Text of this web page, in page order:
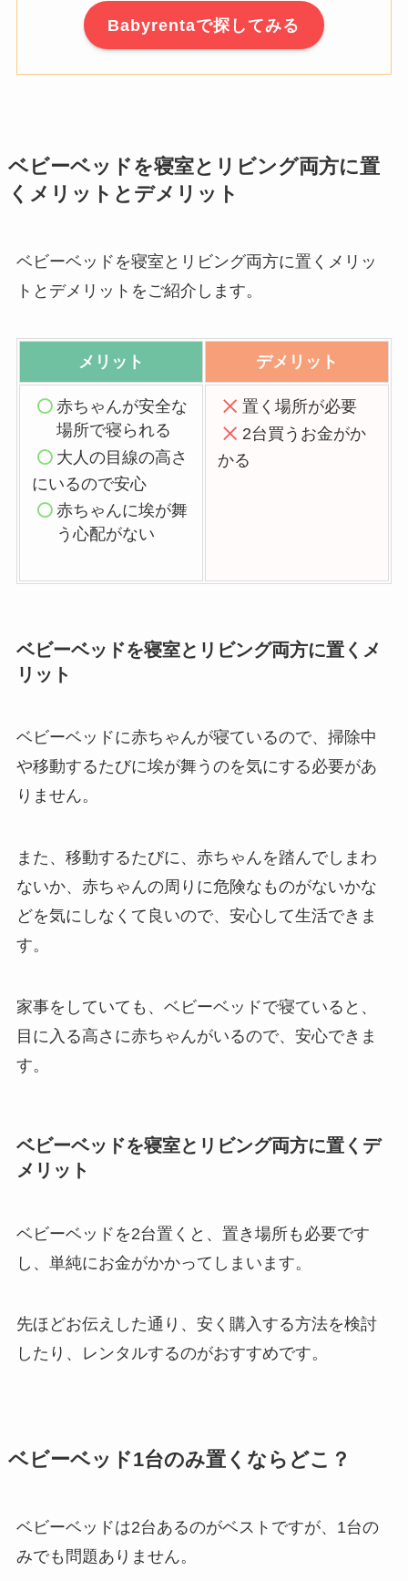
Babyrentaで探してみる
ベビーベッドを寝室とリビング両方に置
くメリットとデメリット
ベビーベッドを寝室とリビング両方に置くメリッ
トとデメリットをご紹介します。
メリット デメリット
赤ちゃんが安全な
場所で寝られる
大人の目線の高さ
にいるので安心
赤ちゃんに埃が舞
う心配がない
置く場所が必要
2台買うお金がか
かる
ベビーベッドを寝室とリビング両方に置くメ
リット
ベビーベッドに赤ちゃんが寝ているので、掃除中
や移動するたびに埃が舞うのを気にする必要があ
りません。
また、移動するたびに、赤ちゃんを踏んでしまわ
ないか、赤ちゃんの周りに危険なものがないかな
どを気にしなくて良いので、安心して生活できま
す。
家事をしていても、ベビーベッドで寝ていると、
目に入る高さに赤ちゃんがいるので、安心できま
す。
ベビーベッドを寝室とリビング両方に置くデ
メリット
ベビーベッドを2台置くと、置き場所も必要です
し、単純にお金がかかってしまいます。
先ほどお伝えした通り、安く購入する方法を検討
したり、レンタルするのがおすすめです。
ベビーベッド1台のみ置くならどこ？
ベビーベッドは2台あるのがベストですが、1台の
みでも問題ありません。